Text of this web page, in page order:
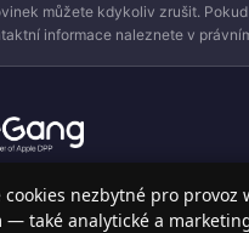
můžete kdykoliv zrušit.
informace naleznete v
obchod s Apple
Nakupujte bezpečně a s
cookies nezbytné pro
— také analytické a